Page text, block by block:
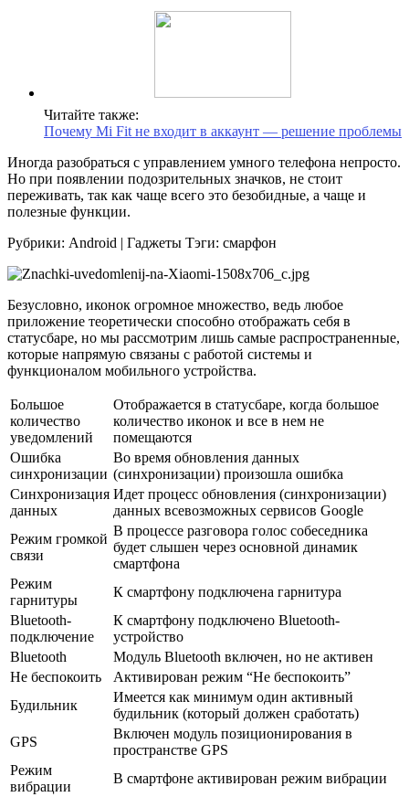
Читайте также:
Почему Mi Fit не входит в аккаунт — решение проблемы
Иногда разобраться с управлением умного телефона непросто.
Но при появлении подозрительных значков, не стоит
переживать, так как чаще всего это безобидные, а чаще и
полезные функции.
Рубрики: Android | Гаджеты Тэги: смарфон
Безусловно, иконок огромное множество, ведь любое
приложение теоретически способно отображать себя в
статусбаре, но мы рассмотрим лишь самые распространенные,
которые напрямую связаны с работой системы и
функционалом мобильного устройства.
Большое
количество
уведомлений
Отображается в статусбаре, когда большое
количество иконок и все в нем не
помещаются
Ошибка
синхронизации
Во время обновления данных
(синхронизации) произошла ошибка
Синхронизация
данных
Идет процесс обновления (синхронизации)
данных всевозможных сервисов Google
Режим громкой
связи
В процессе разговора голос собеседника
будет слышен через основной динамик
смартфона
Режим
гарнитуры
К смартфону подключена гарнитура
Bluetooth-
подключение
К смартфону подключено Bluetooth-
устройство
Bluetooth
Модуль Bluetooth включен, но не активен
Не беспокоить
Активирован режим “Не беспокоить”
Будильник
Имеется как минимум один активный
будильник (который должен сработать)
GPS
Включен модуль позиционирования в
пространстве GPS
Режим
вибрации
В смартфоне активирован режим вибрации